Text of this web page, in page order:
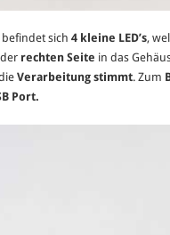
befindet sich 4 kleine LED’s,
rechten Seite in das
Verarbeitung stimmt. Zum
Port.